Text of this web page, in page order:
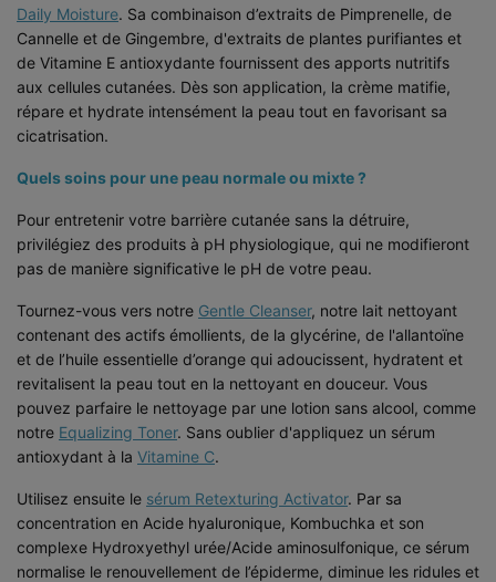
Daily Moisture. Sa combinaison d’extraits de Pimprenelle, de
Cannelle et de Gingembre, d'extraits de plantes purifiantes et
de Vitamine E antioxydante fournissent des apports nutritifs
aux cellules cutanées. Dès son application, la crème matifie,
répare et hydrate intensément la peau tout en favorisant sa
cicatrisation.
Quels soins pour une peau normale ou mixte ?
Pour entretenir votre barrière cutanée sans la détruire,
privilégiez des produits à pH physiologique, qui ne modifieront
pas de manière significative le pH de votre peau.
Tournez-vous vers notre Gentle Cleanser, notre lait nettoyant
contenant des actifs émollients, de la glycérine, de l'allantoïne
et de l’huile essentielle d’orange qui adoucissent, hydratent et
revitalisent la peau tout en la nettoyant en douceur. Vous
pouvez parfaire le nettoyage par une lotion sans alcool, comme
notre Equalizing Toner. Sans oublier d'appliquez un sérum
antioxydant à la Vitamine C.
Utilisez ensuite le sérum Retexturing Activator. Par sa
concentration en Acide hyaluronique, Kombuchka et son
complexe Hydroxyethyl urée/Acide aminosulfonique, ce sérum
normalise le renouvellement de l’épiderme, diminue les ridules et